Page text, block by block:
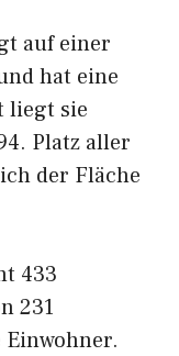
auf einer
hat eine
liegt sie
Platz aller
der Fläche
433
231